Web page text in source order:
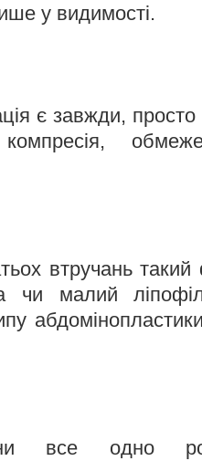
у видимості.
є завжди,
втручань
чи малий
все одно